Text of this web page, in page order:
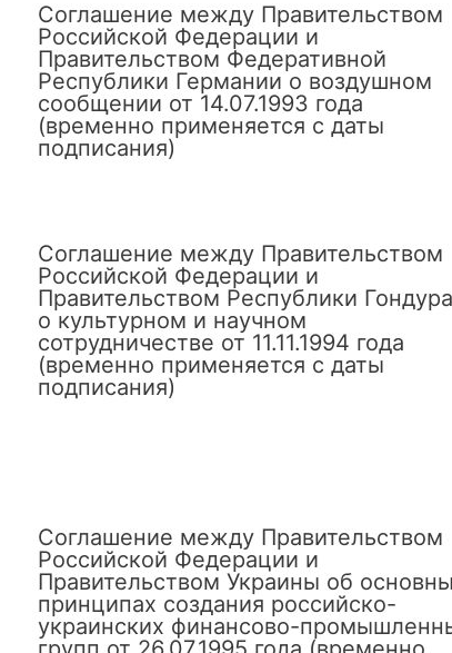
Соглашение между Правительством
Российской Федерации и
Правительством Федеративной
Республики Германии о воздушном
сообщении от 14.07.1993 года
(временно применяется с даты
подписания)
Соглашение между Правительством
Российской Федерации и
Правительством Республики
о культурном и научном
сотрудничестве от 11.11.1994 года
(временно применяется с даты
подписания)
Соглашение между Правительством
Российской Федерации и
Правительством Украины об
принципах создания российско-
украинских финансово-